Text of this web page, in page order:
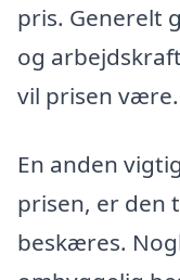
pris. Generelt
og
vil prisen være.
En anden
prisen, er den
beskæres.